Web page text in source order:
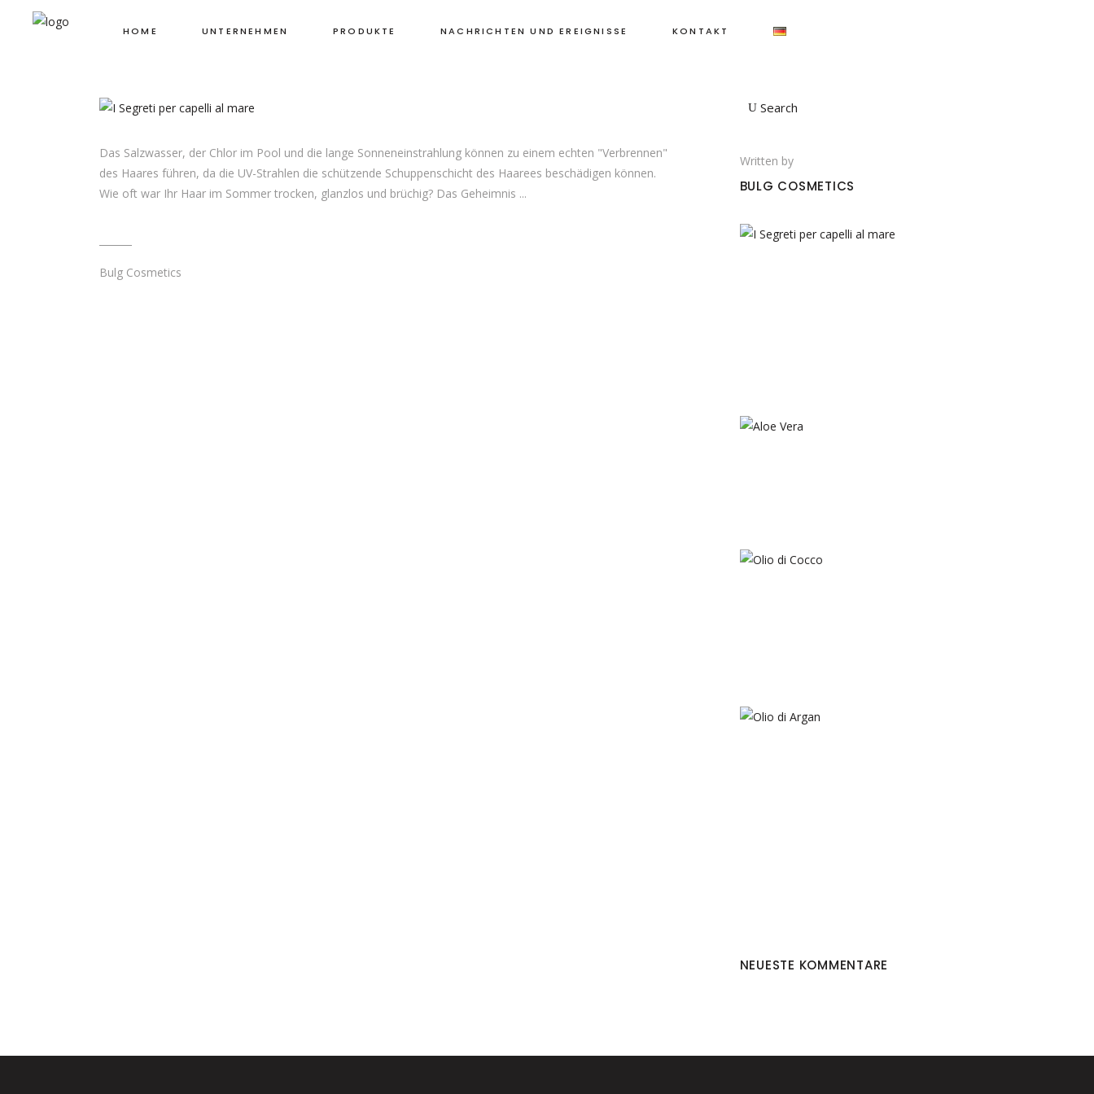
HOME UNTERNEHMEN PRODUKTE NACHRICHTEN UND EREIGNISSE KONTAKT
TUN IST UND WAS
Das Salzwasser, der Chlor im Pool und die lange Sonneneinstrahlung können zu einem echten "Verbrennen"
des Haares führen, da die UV-Strahlen die schützende Schuppenschicht des Haarees beschädigen können.
Wie oft war Ihr Haar im Sommer trocken, glanzlos und brüchig? Das Geheimnis
Bulg Cosmetics
Search
Written by
BULG COSMETICS
NEUESTE KOMMENTARE